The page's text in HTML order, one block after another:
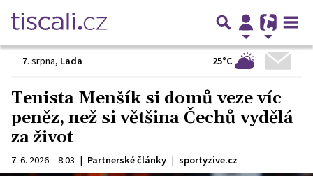
7. srpna, Lada 25°C
Tenista Menšík si domů veze víc
peněz, než si většina Čechů vydělá
za život
7. 6. 2026 – 8:03 | Partnerské články | sportyzive.cz